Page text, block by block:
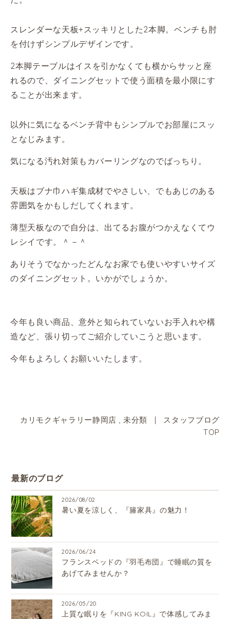
スレンダーな天板+スッキリとした2本脚。ベンチも肘
を付けずシンプルデザインです。
2本脚テーブルはイスを引かなくても横からサッと座
れるので、ダイニングセットで使う面積を最小限にす
ることが出来ます。
以外に気になるベンチ背中もシンプルでお部屋にスッ
となじみます。
気になる汚れ対策もカバーリングなのでばっちり。
天板はブナ巾ハギ集成材でやさしい、でもあじのある
雰囲気をかもしだしてくれます。
薄型天板なので自分は、出てるお腹がつかえなくてウ
レシイです。＾－＾
ありそうでなかったどんなお家でも使いやすいサイズ
のダイニングセット。いかがでしょうか。
今年も良い商品、意外と知られていないお手入れや構
造など、張り切ってご紹介していこうと思います。
今年もよろしくお願いいたします。
カリモクギャラリー静岡店 未分類 | スタッフブログ
TOP
最新のブログ
2026/08/02
暑い夏を涼しく、『籐家具』の魅力！
2026/06/24
フランスベッドの『羽毛布団』で睡眠の質を
あげてみませんか？
2026/05/20
上質な眠りを『KING KOIL』で体感してみま